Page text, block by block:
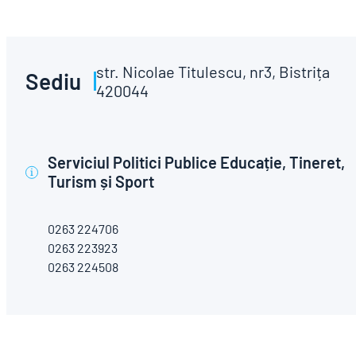
Sediu
str. Nicolae Titulescu, nr3, Bistrița
420044
i
Serviciul Politici Publice Educație, Tineret,
Turism și Sport
0263 224706
0263 223923
0263 224508